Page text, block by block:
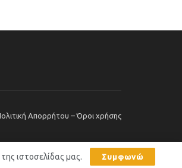
Απορρήτου – Όροι χρήσης
της ιστοσελίδας μας. Συμφωνώ